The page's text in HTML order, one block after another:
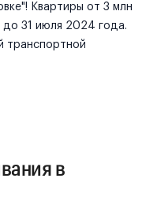
Квартиры от 3 млн
до 31 июля 2024 года.
транспортной
в